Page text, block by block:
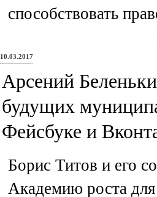
способствовать
10.03.2017
Арсений
будущих
Фейсбуке и
Борис Титов и его
Академию роста